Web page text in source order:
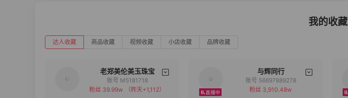
我的收藏
达人收藏 商品收藏 视频收藏 小店收藏 品牌收藏
老郑美伦美玉珠宝
备注
账号 M5181718
粉丝 39.99w
（昨天+1,112）
与辉同行
备注
账号 56697889278
粉丝 3,910.48w